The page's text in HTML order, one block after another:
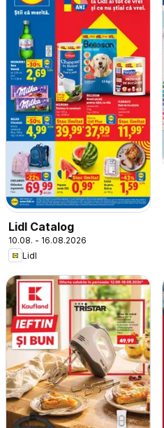
Lidl Catalog
10.08. - 16.08.2026
Lidl